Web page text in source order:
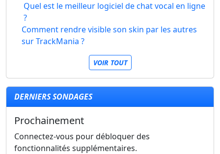
Quel est le meilleur logiciel de chat vocal en ligne
?
Comment rendre visible son skin par les autres
sur TrackMania ?
VOIR TOUT
DERNIERS SONDAGES
Prochainement
Connectez-vous pour débloquer des
fonctionnalités supplémentaires.